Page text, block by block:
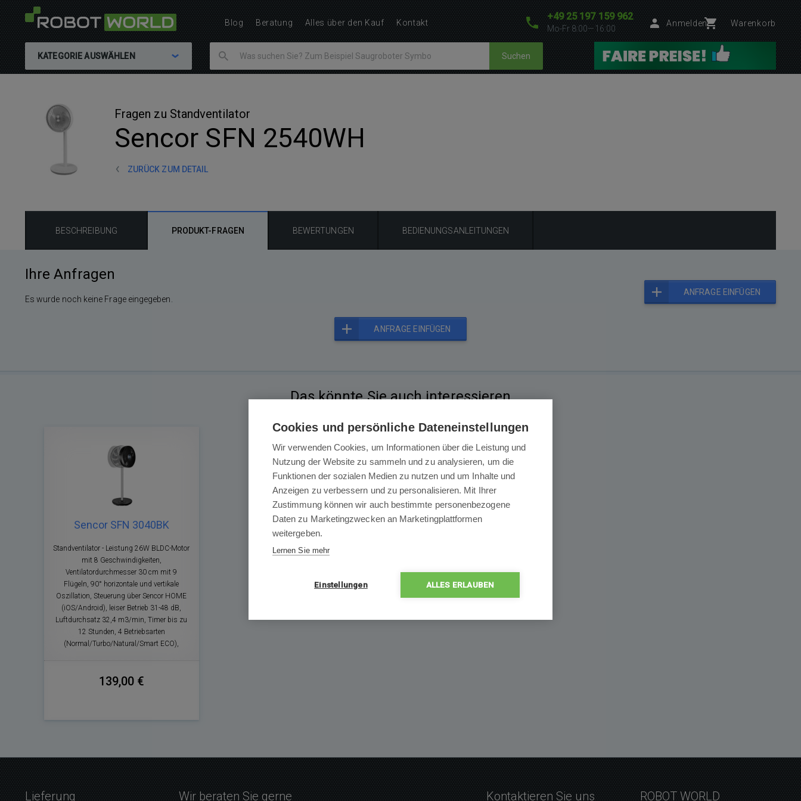
+49 25 197 159 962
Mo-Fr 8:00—16:00
Anmelden Warenkorb
KATEGORIE AUSWÄHLEN Suchen
Fragen zu Standventilator
Sencor SFN 2540WH
ZURÜCK ZUM DETAIL
BESCHREIBUNG PRODUKT-FRAGEN BEWERTUNGEN BEDIENUNGSANLEITUNGEN
Ihre Anfragen
ANFRAGE EINFÜGEN
Es wurde noch keine Frage eingegeben.
ANFRAGE EINFÜGEN
Das könnte Sie auch interessieren
Sencor SFN 3040BK
Standventilator - Leistung 26W BLDC-Motor
mit 8 Geschwindigkeiten,
Ventilatordurchmesser 30 cm mit 9
Flügeln, 90° horizontale und vertikale
Oszillation, Steuerung über Sencor HOME
(iOS/Android), leiser Betrieb 31-48 dB,
Luftdurchsatz 32,4 m3/min, Timer bis zu
12 Stunden, 4 Betriebsarten
(Normal/Turbo/Natural/Smart ECO),
139,00 €
Blog Beratung Alles über den Kauf Kontakt
Lieferung Wir beraten Sie gerne Kontaktieren Sie uns ROBOT WORLD
Cookies und persönliche Dateneinstellungen
Wir verwenden Cookies, um Informationen über die Leistung und
Nutzung der Website zu sammeln und zu analysieren, um die
Funktionen der sozialen Medien zu nutzen und um Inhalte und
Anzeigen zu verbessern und zu personalisieren. Mit Ihrer
Zustimmung können wir auch bestimmte personenbezogene
Daten zu Marketingzwecken an Marketingplattformen
weitergeben.
Lernen Sie mehr
Einstellungen ALLES ERLAUBEN